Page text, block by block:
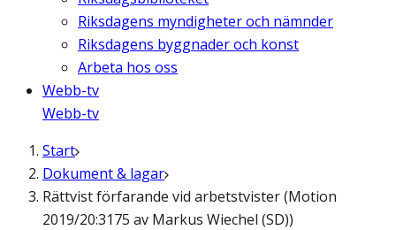
Riksdagens myndigheter och nämnder
Riksdagens byggnader och konst
Arbeta hos oss
Webb-tv
Webb-tv
Start
Dokument & lagar
Rättvist förfarande vid arbetstvister (Motion
2019/20:3175 av Markus Wiechel (SD))